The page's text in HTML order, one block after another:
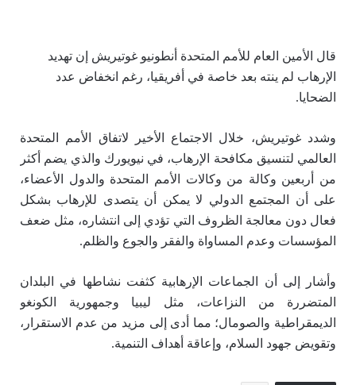
قال الأمين العام للأمم المتحدة أنطونيو غوتيريش إن تهديد
الإرهاب لم ينته بعد خاصة في أفريقيا، رغم انخفاض عدد
الضحايا.
وشدد غوتيريش، خلال الاجتماع الأخير لاتفاق الأمم المتحدة
العالمي لتنسيق مكافحة الإرهاب، في نيويورك والذي يضم أكثر
من أربعين وكالة من وكالات الأمم المتحدة والدول الأعضاء،
على أن المجتمع الدولي لا يمكن أن يتصدى للإرهاب بشكل
فعال دون معالجة الظروف التي تؤدي إلى انتشاره، مثل ضعف
المؤسسات وعدم المساواة والفقر والجوع والظلم.
وأشار إلى أن الجماعات الإرهابية كثفت نشاطها في البلدان
المتضررة من النزاعات، مثل ليبيا وجمهورية الكونغو
الديمقراطية والصومال؛ مما أدى إلى مزيد من عدم الاستقرار،
وتقويض جهود السلام، وإعاقة أهداف التنمية.